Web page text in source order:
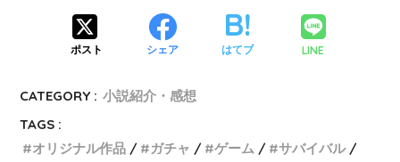
ポスト シェア はてブ LINE
CATEGORY : 小説紹介・感想
TAGS :
オリジナル作品
ガチャ ゲーム
サバイバル